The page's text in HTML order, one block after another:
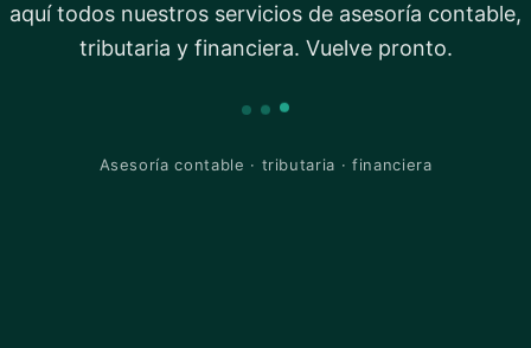
aquí todos nuestros servicios de asesoría contable,
tributaria y financiera. Vuelve pronto.
Asesoría contable · tributaria · financiera